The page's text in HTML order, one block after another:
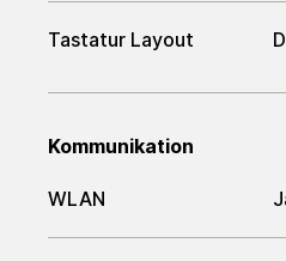
Tastatur Layout
Kommunikation
WLAN